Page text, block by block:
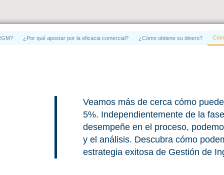
¿Por qué apostar por la eficacia comercial? ¿Cómo obtiene su dinero?
Veamos más de cerca cómo
5%. Independientemente de la
desempeñe en el proceso,
y el análisis. Descubra cómo
estrategia exitosa de Gestión de